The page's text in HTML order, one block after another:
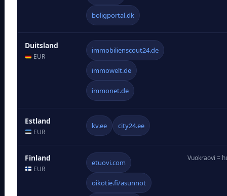
boligportal.dk
Duitsland
EUR
immobilienscout24.de
immowelt.de
immonet.de
Estland
EUR
kv.ee city24.ee
Finland
EUR
etuovi.com
oikotie.fi/asunnot
Vuokraovi =